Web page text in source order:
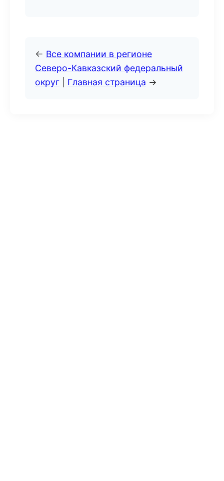
← Все компании в регионе
Северо-Кавказский федеральный
округ
Главная страница →